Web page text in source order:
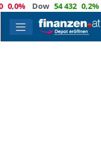
0,0% Dow 54 432 0,2%